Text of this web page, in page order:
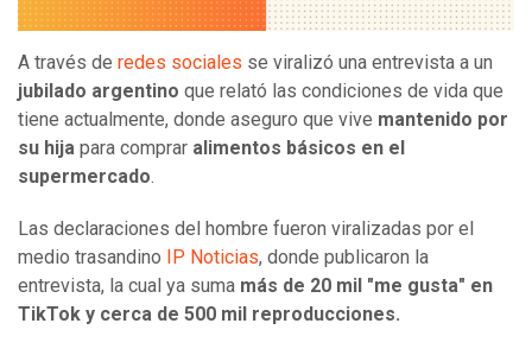
A través de redes sociales se viralizó una entrevista a un
jubilado argentino que relató las condiciones de vida que
tiene actualmente, donde aseguro que vive mantenido por
su hija para comprar alimentos básicos en el
supermercado.
Las declaraciones del hombre fueron viralizadas por el
medio trasandino
IP Noticias, donde publicaron la
entrevista, la cual ya suma más de 20 mil "me gusta" en
TikTok y cerca de 500 mil reproducciones.